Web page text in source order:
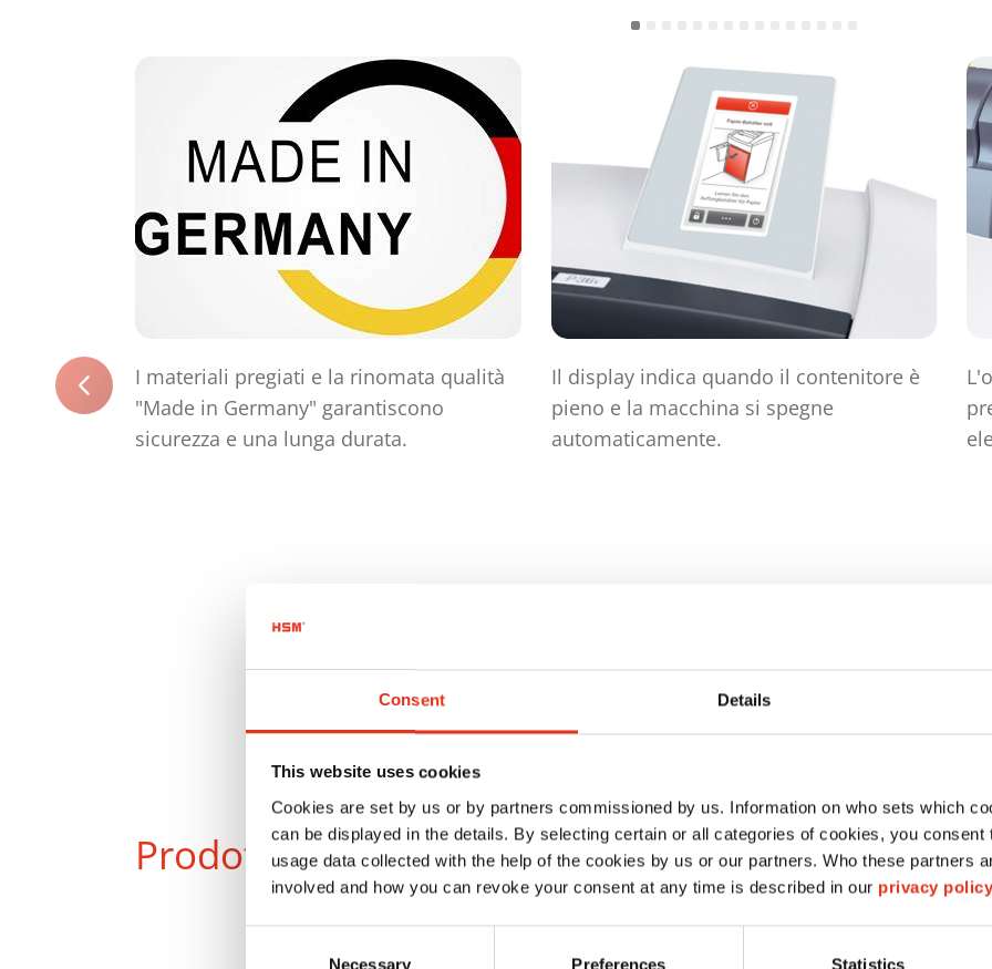
Consent Details
This website uses cookies
Cookies are set by us or by partners commissioned by us. Information on who sets which
can be displayed in the details. By selecting certain or all categories of cookies, you
usage data collected with the help of the cookies by us or our partners. Who these partners
involved and how you can revoke your consent at any time is described in our privacy policy
Necessary Preferences Statistics
I materiali pregiati e la rinomata qualità
"Made in Germany" garantiscono
sicurezza e una lunga durata.
Il display indica quando il contenitore è
pieno e la macchina si spegne
automaticamente.
Prodottia confronto